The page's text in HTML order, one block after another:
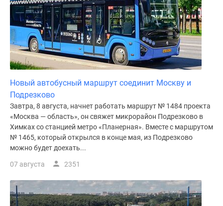
поселки
ипотеку
Бизнес-
центры
Коттеджи
Скидки
акции
Макс
Новый автобусный маршрут соединит Москву и
Подрезково
Завтра, 8 августа, начнет работать маршрут № 1484 проекта
«Москва — область», он свяжет микрорайон Подрезково в
Химках со станцией метро «Планерная». Вместе с маршрутом
№ 1465, который открылся в конце мая, из Подрезково
можно будет доехать...
07 августа 2351